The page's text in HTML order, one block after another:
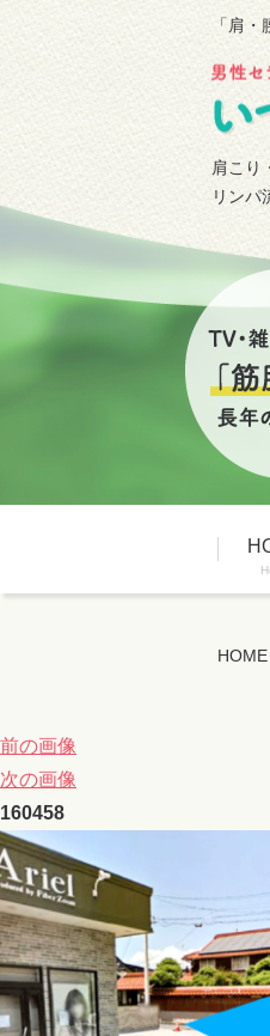
「肩・
肩こり
リンパ
HOME
前の画像
次の画像
160458